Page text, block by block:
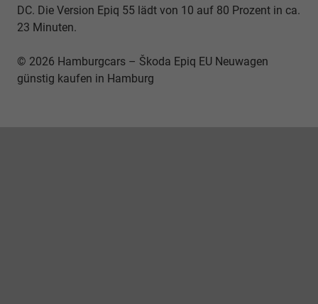
DC. Die Version Epiq 55 lädt von 10 auf 80 Prozent in ca.
23 Minuten.
© 2026 Hamburgcars – Škoda Epiq EU Neuwagen
günstig kaufen in Hamburg